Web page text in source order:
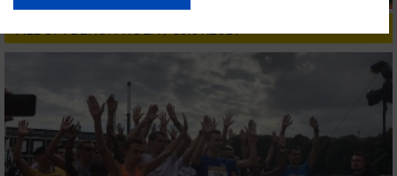
Website/App.
Partnerliste anzeigen (1 IAB-Anbieter)
Wir nutzen Ihre Daten für folgende Zwecke:
IAB-Verarbeitungszwecke:
Speichern von oder Zugriff auf Informationen
auf einem Endgerät